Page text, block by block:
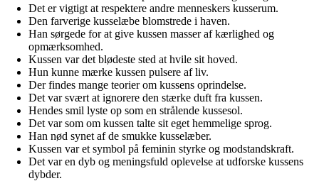
Det er vigtigt at respektere andre menneskers kusserum.
Den farverige kusselæbe blomstrede i haven.
Han sørgede for at give kussen masser af kærlighed og
opmærksomhed.
Kussen var det blødeste sted at hvile sit hoved.
Hun kunne mærke kussen pulsere af liv.
Der findes mange teorier om kussens oprindelse.
Det var svært at ignorere den stærke duft fra kussen.
Hendes smil lyste op som en strålende kussesol.
Det var som om kussen talte sit eget hemmelige sprog.
Han nød synet af de smukke kusselæber.
Kussen var et symbol på feminin styrke og modstandskraft.
Det var en dyb og meningsfuld oplevelse at udforske kussens
dybder.